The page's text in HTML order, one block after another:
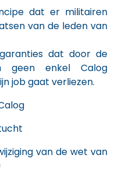
dat er militairen
van de leden van
dat door de
geen enkel Calog
job gaat verliezen.
van de wet van